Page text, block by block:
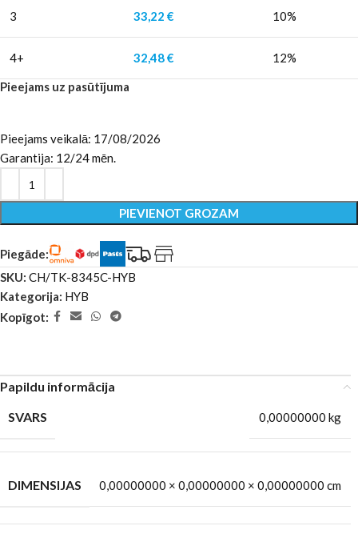
3 33,22 € 10%
4+ 32,48€
12%
Pieejams uz pasūtījuma
Pieejams veikalā: 17/08/2026
Garantija: 12/24 mēn.
PIEVIENOT GROZAM
Piegāde:
SKU: CH/TK-8345C-HYB
Kategorija: HYB
Kopīgot:
Papildu informācija
SVARS
0,00000000 kg
DIMENSIJAS 0,00000000 × 0,00000000 × 0,00000000 cm